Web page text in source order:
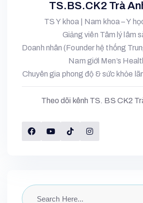
TS.BS.CK2 Trà
TS Y khoa | Nam khoa – Y
Giảng viên Tâm lý lâm
Doanh nhân (Founder hệ thống
Nam giới Men’s
Chuyên gia phong độ & sức khỏe
Theo dõi kênh TS. BS CK2